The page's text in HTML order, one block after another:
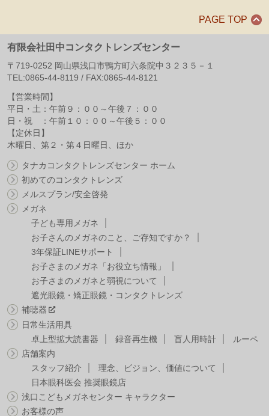
PAGE TOP
有限会社田中コンタクトレンズセンター
〒 719-0252 岡山県浅口市鴨方町六条院中３２３５－１
TEL:0865-44-8119 / FAX:0865-44-8121
【営業時間】
平日・土：午前９：００～午後７：００
日・祝 ：午前１０：００～午後５：００
【定休日】
木曜日、第２・第４日曜日、ほか
タナカコンタクトレンズセンター ホーム
初めてのコンタクトレンズ
メルスプラン/安全啓発
メガネ
子ども専用メガネ
お子さんのメガネのこと、ご存知ですか？
3年保証LINEサポート
お子さまのメガネ「お役立ち情報」
お子さまのメガネと弱視について
遮光眼鏡・矯正眼鏡・コンタクトレンズ
補聴器
日常生活用具
卓上型拡大読書器
録音再生機 盲人用時計
ルーペ
店舗案内
スタッフ紹介
理念、ビジョン、価値について
日本眼科医会 推奨眼鏡店
浅口こどもメガネセンター キャラクター
お客様の声